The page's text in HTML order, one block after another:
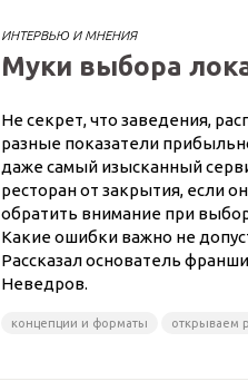
ИНТЕРВЬЮ И МНЕНИЯ
Муки выбора
Не секрет, что заведения,
разные показатели
даже самый изысканный
ресторан от закрытия, если
обратить внимание при
Какие ошибки важно не
Рассказал основатель
Неведров.
концепции и форматы открываем